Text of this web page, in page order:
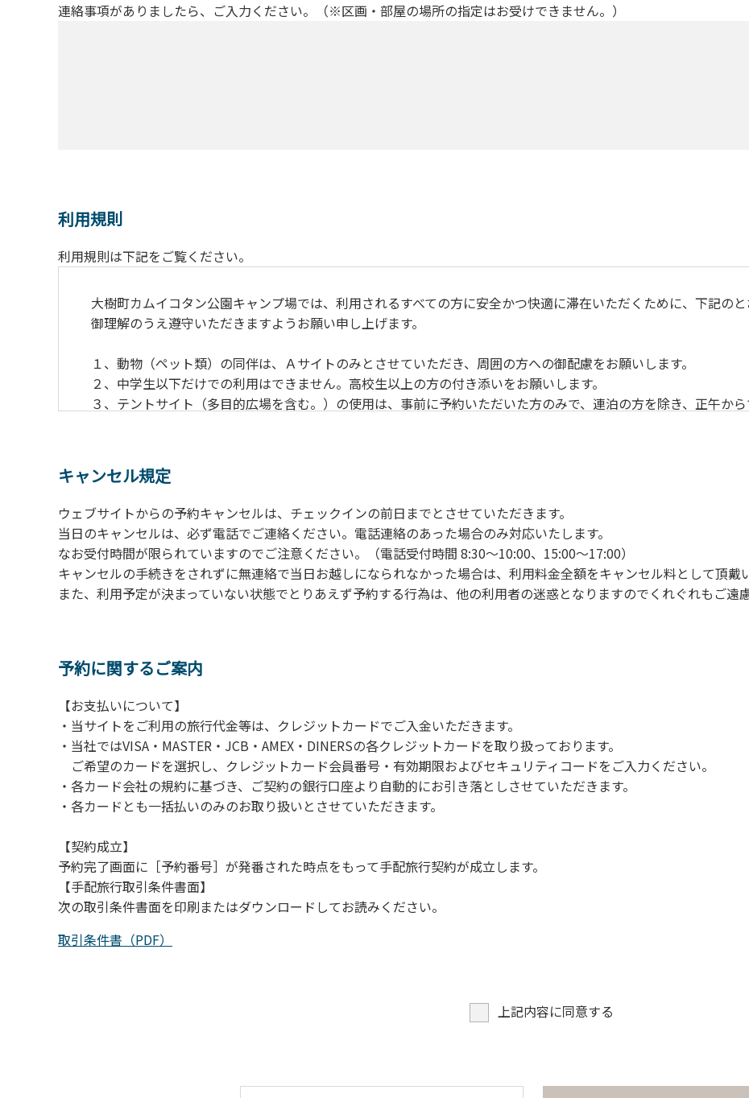
連絡事項がありましたら、ご入力ください。（※区画・部屋の場所の指定はお受けできません。）
利用規則
利用規則は下記をご覧ください。
大樹町カムイコタン公園キャンプ場では、利用されるすべての方に安全かつ快適に滞在いただくために、下記のと
御理解のうえ遵守いただきますようお願い申し上げます。
１、動物（ペット類）の同伴は、Ａサイトのみとさせていただき、周囲の方への御配慮をお願いします。
２、中学生以下だけでの利用はできません。高校生以上の方の付き添いをお願いします。
３、テントサイト（多目的広場を含む。）の使用は、事前に予約いただいた方のみで、連泊の方を除き、正午か
４、車両は、荷物の積み下ろし時以外は、駐車場にとめてください。
５、チェックアウトは、午前10時まで（日帰り使用の場合は午後5時まで）です。チェックインの手続きを行って
手続きを行ってください。
６、ゴミは分別されたもののみ回収します。午前8時30分から午前10時までの間にゴミステーションに出してくだ
にチェックアウトする方は、お持ち帰りをお願いします。
【禁止事項】
カラオケ、発電機、地面での直火による焚き火、キャンプファイヤー、打ち上げ式花火、テントサウナの設置
当キャンプ場のそばを流れる歴舟川は、上流で雨が降ると短時間で増水し、川原で遊んでいると大変危険な状態
（１）川原にテントやタープを張らない。
（２）雨が降ったときは川原で遊ばない。
（３）カムイコタン公園キャンプ場で雨が降らなくても、上流で雨が降り急に増水することがあるので、水の濁
での遊びを中止する。
（４）キャンプ場の管理者や地元住民から川についての注意や警告があった場合は素直に耳を傾け、指示に従う。
キャンセル規定
ウェブサイトからの予約キャンセルは、チェックインの前日までとさせていただきます。
当日のキャンセルは、必ず電話でご連絡ください。電話連絡のあった場合のみ対応いたします。
なお受付時間が限られていますのでご注意ください。（電話受付時間 8:30～10:00、15:00～17:00）
キャンセルの手続きをされずに無連絡で当日お越しになられなかった場合は、利用料金全額をキャンセル料として頂戴
また、利用予定が決まっていない状態でとりあえず予約する行為は、他の利用者の迷惑となりますのでくれぐれもご遠
予約に関するご案内
【お支払いについて】
・当サイトをご利用の旅行代金等は、クレジットカードでご入金いただきます。
・当社ではVISA・MASTER・JCB・AMEX・DINERSの各クレジットカードを取り扱っております。
ご希望のカードを選択し、クレジットカード会員番号・有効期限およびセキュリティコードをご入力ください。
・各カード会社の規約に基づき、ご契約の銀行口座より自動的にお引き落としさせていただきます。
・各カードとも一括払いのみのお取り扱いとさせていただきます。
【契約成立】
予約完了画面に［予約番号］が発番された時点をもって手配旅行契約が成立します。
【手配旅行取引条件書面】
次の取引条件書面を印刷またはダウンロードしてお読みください。
取引条件書（PDF）
上記内容に同意する